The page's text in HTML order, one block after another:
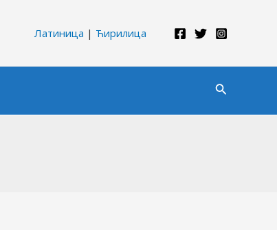
Латиница | Ћирилица
Претрага